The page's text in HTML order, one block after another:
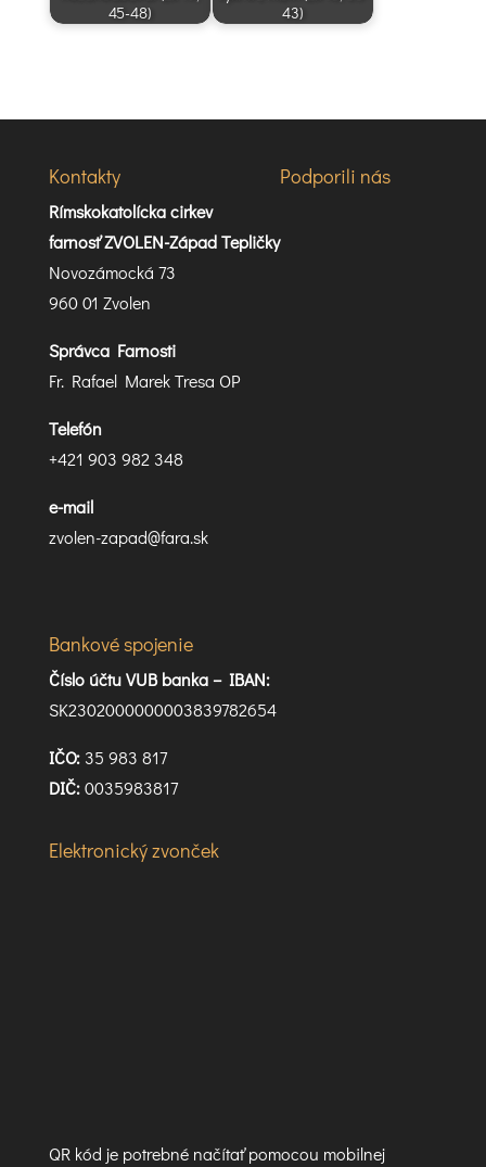
45-48)
43)
Kontakty
Rímskokatolícka cirkev
farnosť ZVOLEN-Západ Tepličky
Novozámocká 73
960 01 Zvolen
Správca Farnosti
Fr. Rafael Marek Tresa OP
Telefón
+421 903 982 348
e-mail
zvolen-zapad@fara.sk
Podporili nás
Bankové spojenie
Číslo účtu VUB banka – IBAN:
SK2302000000003839782654
IČO:35 983 817
DIČ:0035983817
Elektronický zvonček
QR kód je potrebné načítať pomocou mobilnej